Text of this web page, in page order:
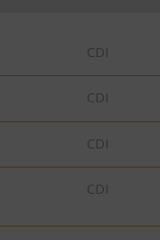
CDI
CDI
CDI
CDI